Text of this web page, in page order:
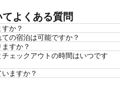
よくある質問
か？
の宿泊は可能ですか？
すか？
ェックアウトの時間はいつです
ますか？